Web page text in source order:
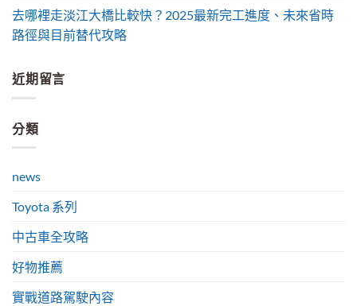
去哪裡走淡江大橋比較快？2025最新完工進度、未來省時
路徑與目前替代攻略
近期留言
分類
news
Toyota 系列
中古車全攻略
好物推薦
實戰道路駕駛內容